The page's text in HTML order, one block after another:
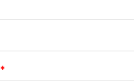
*